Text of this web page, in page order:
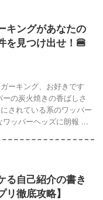
キングがあなたの
を見つけ出せ！🍔
ーキング、お好きです
の炭火焼きの香ばしさ
されている系のワッパー
ッパーヘッズに朗報 ...
る自己紹介の書き
徹底攻略】